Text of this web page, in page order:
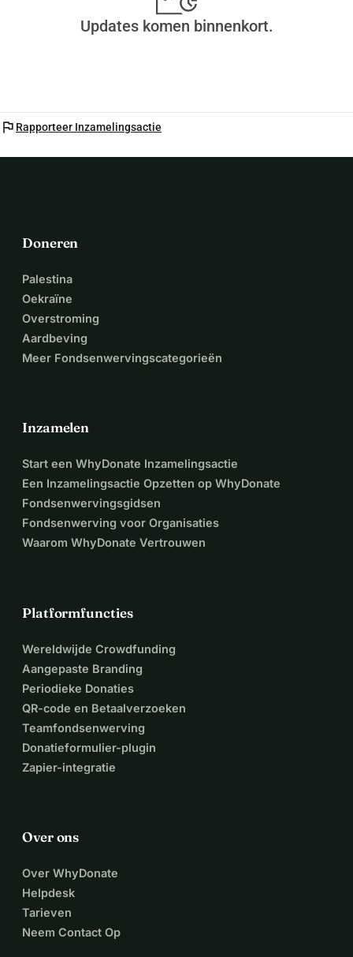
Updates komen binnenkort.
flag Rapporteer Inzamelingsactie
Doneren
Palestina
Oekraïne
Overstroming
Aardbeving
Meer Fondsenwervingscategorieën
Inzamelen
Start een WhyDonate Inzamelingsactie
Een Inzamelingsactie Opzetten op WhyDonate
Fondsenwervingsgidsen
Fondsenwerving voor Organisaties
Waarom WhyDonate Vertrouwen
Platformfuncties
Wereldwijde Crowdfunding
Aangepaste Branding
Periodieke Donaties
QR-code en Betaalverzoeken
Teamfondsenwerving
Donatieformulier-plugin
Zapier-integratie
Over ons
Over WhyDonate
Helpdesk
Tarieven
Neem Contact Op